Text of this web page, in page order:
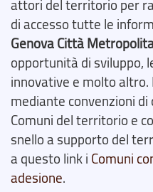
attori del territorio per
di accesso tutte le
Genova Città
opportunità di sviluppo,
innovative e molto
mediante convenzioni
Comuni del territorio e
snello a supporto del
a questo link i Comuni
adesione.